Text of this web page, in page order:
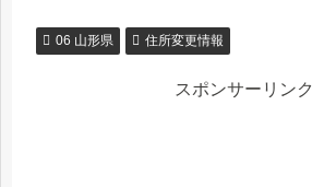
06 山形県 住所変更情報
スポンサーリンク